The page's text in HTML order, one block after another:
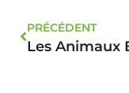
PRÉCÉDENT